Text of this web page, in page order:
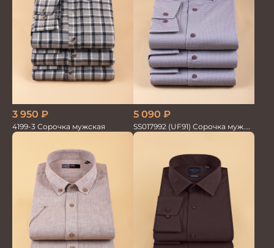
3 950 ₽
4199-3 Сорочка мужская
5 090 ₽
SS017992 (UF91) Сорочка муж.
GROSTYLE